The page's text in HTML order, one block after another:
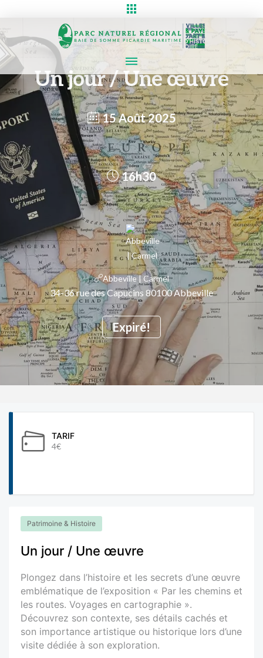
Un jour / Une œuvre
15 Août 2025
Expiré!
16h30
Abbeville | Carmel
34-36 rue des Capucins 80100 Abbeville
TARIF
4€
Patrimoine & Histoire
Un jour / Une œuvre
Plongez dans l’histoire et les secrets d’une œuvre
emblématique de l’exposition « Par les chemins et
les routes. Voyages en cartographie ».
Découvrez son contexte, ses détails cachés et
son importance artistique ou historique lors d’une
visite dédiée à son exploration.